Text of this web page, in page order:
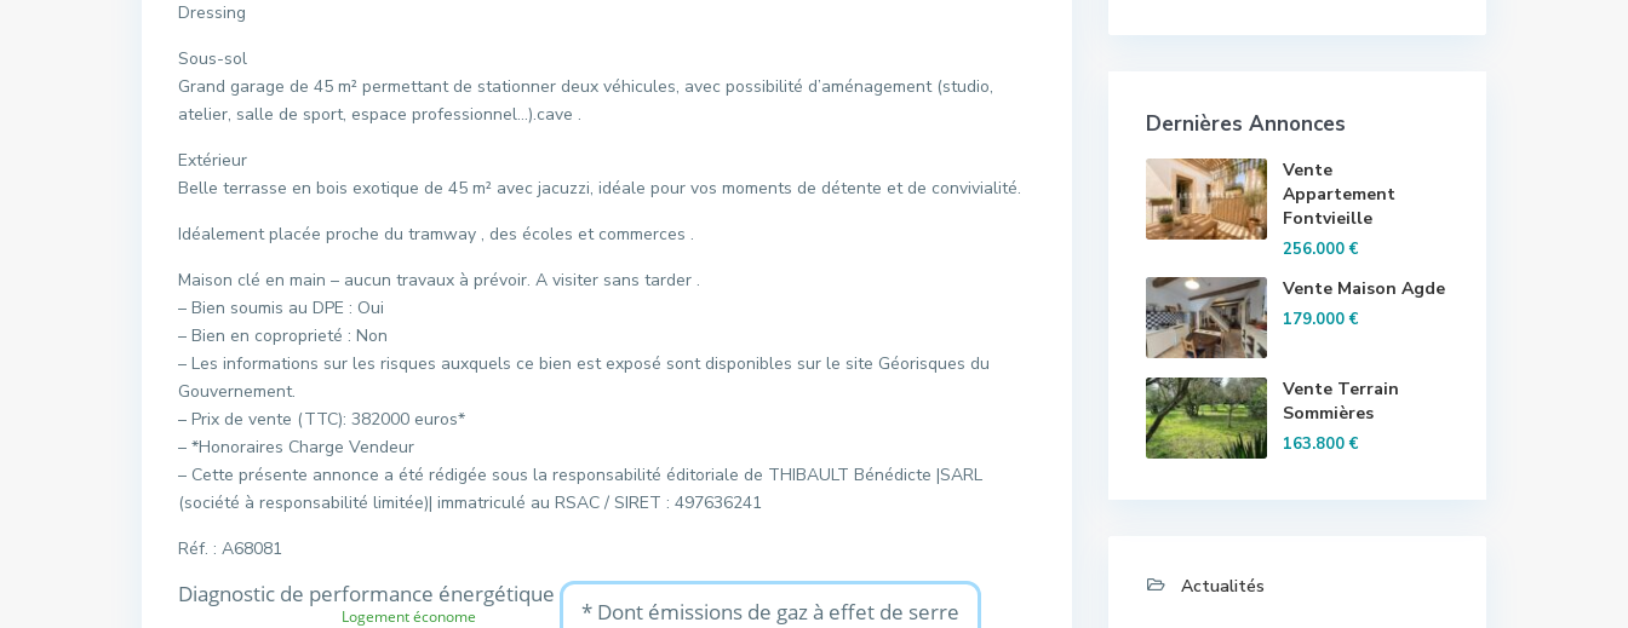
Dressing
Sous-sol
Grand garage de 45 m² permettant de stationner deux véhicules, avec possibilité d’aménagement (studio,
atelier, salle de sport, espace professionnel…).cave .
Extérieur
Belle terrasse en bois exotique de 45 m² avec jacuzzi, idéale pour vos moments de détente et de convivialité.
Idéalement placée proche du tramway , des écoles et commerces .
Maison clé en main – aucun travaux à prévoir. A visiter sans tarder .
– Bien soumis au DPE : Oui
– Bien en coproprieté : Non
– Les informations sur les risques auxquels ce bien est exposé sont disponibles sur le site Géorisques du
Gouvernement.
– Prix de vente (TTC): 382000 euros*
– *Honoraires Charge Vendeur
– Cette présente annonce a été rédigée sous la responsabilité éditoriale de THIBAULT Bénédicte |SARL
(société à responsabilité limitée)| immatriculé au RSAC / SIRET : 497636241
Réf. : A68081
Diagnostic de performance énergétique
Logement économe * Dont émissions de gaz à effet de serre
Dernières Annonces
Vente
Appartement
Fontvieille
256.000 €
Vente Maison Agde
179.000 €
Vente Terrain
Sommières
163.800 €
Actualités